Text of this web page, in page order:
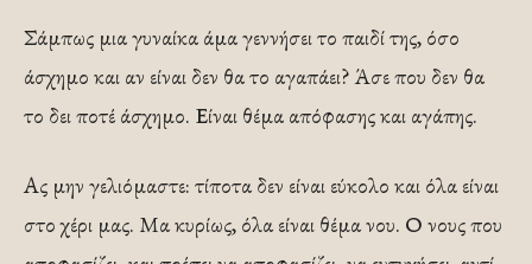
Σάμπως μια γυναίκα άμα γεννήσει το παιδί της, όσο
άσχημο και αν είναι δεν θα το αγαπάει? Άσε που δεν θα
το δει ποτέ άσχημο. Είναι θέμα απόφασης και αγάπης.
Ας μην γελιόμαστε: τίποτα δεν είναι εύκολο και όλα είναι
στο χέρι μας. Μα κυρίως, όλα είναι θέμα νου. Ο νους που